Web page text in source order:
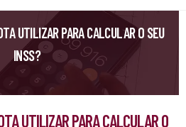
UTILIZAR PARA CALCULAR O SEU
INSS?
UTILIZAR PARA CALCULAR O